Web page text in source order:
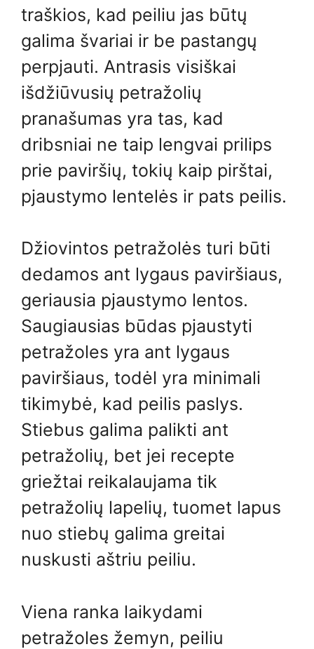
traškios, kad peiliu jas būtų
galima švariai ir be pastangų
perpjauti. Antrasis visiškai
išdžiūvusių petražolių
pranašumas yra tas, kad
dribsniai ne taip lengvai prilips
prie paviršių, tokių kaip pirštai,
pjaustymo lentelės ir pats peilis.
Džiovintos petražolės turi būti
dedamos ant lygaus paviršiaus,
geriausia pjaustymo lentos.
Saugiausias būdas pjaustyti
petražoles yra ant lygaus
paviršiaus, todėl yra minimali
tikimybė, kad peilis paslys.
Stiebus galima palikti ant
petražolių, bet jei recepte
griežtai reikalaujama tik
petražolių lapelių, tuomet lapus
nuo stiebų galima greitai
nuskusti aštriu peiliu.
Viena ranka laikydami
petražoles žemyn, peiliu